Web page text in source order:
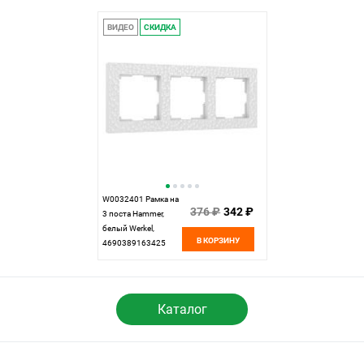
ВИДЕО СКИДКА
W0032401 Рамка на
3 поста Hammer,
белый Werkel,
4690389163425
376 ₽ 342 ₽
В КОРЗИНУ
Каталог